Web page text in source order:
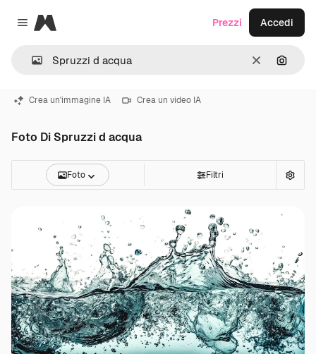
Close menu
Magnific
CancellaCerca
Prezzi Accedi
Crea un'immagine IA Crea un video IA
Foto Di Spruzzi d acqua
Foto Filtri